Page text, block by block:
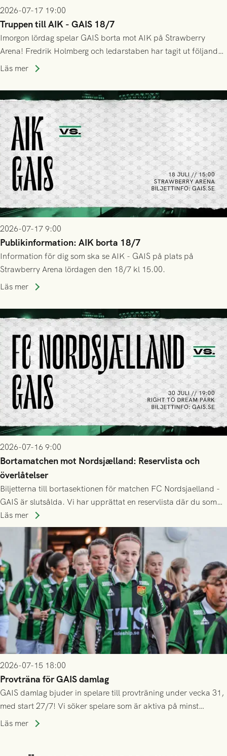
2026-07-17 19:00
Truppen till AIK - GAIS 18/7
Imorgon lördag spelar GAIS borta mot AIK på Strawberry
Arena! Fredrik Holmberg och ledarstaben har tagit ut följande
trupp till matchen:
Läs mer
2026-07-17 9:00
Publikinformation: AIK borta 18/7
Information för dig som ska se AIK - GAIS på plats på
Strawberry Arena lördagen den 18/7 kl 15.00.
Läs mer
2026-07-16 9:00
Bortamatchen mot Nordsjælland: Reservlista och
överlåtelser
Biljetterna till bortasektionen för matchen FC Nordsjaelland -
GAIS är slutsålda. Vi har upprättat en reservlista där du som
ännu inte har någon biljett kan anmäla ditt intresse. Du kan
inte själv överlåta din biljett till någon annan.
Läs mer
2026-07-15 18:00
Provträna för GAIS damlag
GAIS damlag bjuder in spelare till provträning under vecka 31,
med start 27/7! Vi söker spelare som är aktiva på minst
division 3-nivå.
Läs mer